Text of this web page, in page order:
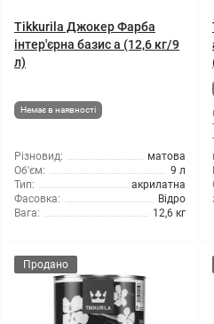
Tikkurila Джокер Фарба
інтер'єрна базис а (12,6 кг/9
л)
Немає в наявності
Різновид:
матова
Об'єм:
9 л
Тип:
акрилатна
Фасовка:
Відро
Вага:
12,6 кг
Продано